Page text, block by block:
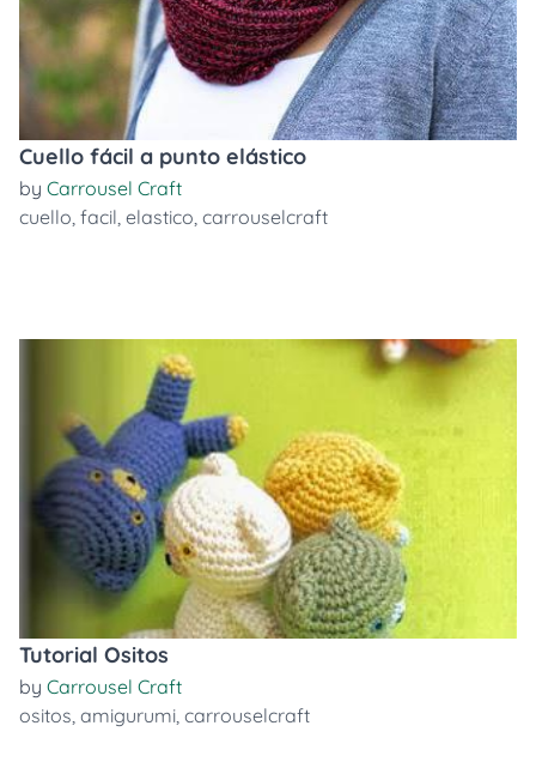
Cuello fácil a punto elástico
by Carrousel Craft
cuello, facil, elastico, carrouselcraft
Tutorial Ositos
by Carrousel Craft
ositos, amigurumi, carrouselcraft